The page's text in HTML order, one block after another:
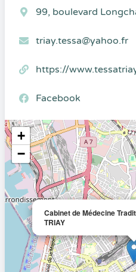
99, boulevard
triay.tessa@yahoo.fr
https://
Facebook
Cabinet de Médecine
TRIAY
+
−